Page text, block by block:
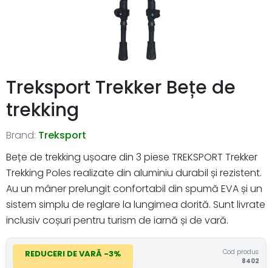
Treksport Trekker Bețe de
trekking
Brand: Treksport
Bețe de trekking ușoare din 3 piese TREKSPORT Trekker
Trekking Poles realizate din aluminiu durabil și rezistent.
Au un mâner prelungit confortabil din spumă EVA și un
sistem simplu de reglare la lungimea dorită. Sunt livrate
inclusiv coșuri pentru turism de iarnă și de vară.
REDUCERI DE VARĂ -3%
Cod produs:
8402